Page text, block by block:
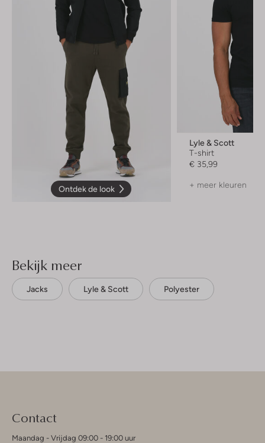
Ontdek de look
Lyle & Scott
T-shirt
€ 35,99
+ meer kleuren
Bekijk meer
Jacks Lyle & Scott Polyester
Contact
Maandag - Vrijdag 09:00 - 19:00 uur